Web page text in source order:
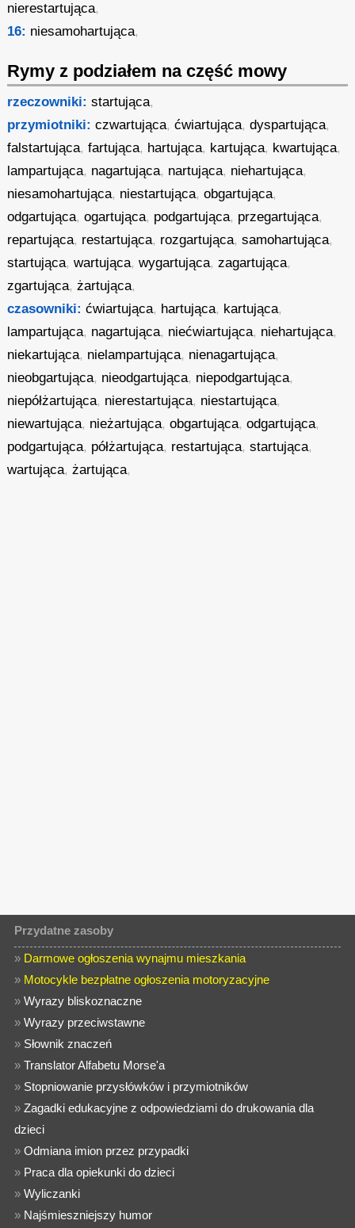
nierestartująca,
16: niesamohartująca,
Rymy z podziałem na część mowy
rzeczowniki: startująca,
przymiotniki: czwartująca,ćwiartująca,dyspartująca,
falstartująca,fartująca, hartująca, kartująca, kwartująca,
lampartująca, nagartująca, nartująca, niehartująca,
niesamohartująca, niestartująca,obgartująca,
odgartująca,ogartująca, podgartująca, przegartująca,
repartująca, restartująca, rozgartująca,samohartująca,
startująca,wartująca,wygartująca,zagartująca,
zgartująca,żartująca,
czasowniki: ćwiartująca, hartująca, kartująca,
lampartująca, nagartująca, niećwiartująca, niehartująca,
niekartująca, nielampartująca, nienagartująca,
nieobgartująca, nieodgartująca, niepodgartująca,
niepółżartująca, nierestartująca, niestartująca,
niewartująca, nieżartująca,obgartująca,odgartująca,
podgartująca, półżartująca, restartująca,startująca,
wartująca,żartująca,
Przydatne zasoby
» Darmowe ogłoszenia wynajmu mieszkania
» Motocykle bezpłatne ogłoszenia motoryzacyjne
»Wyrazy bliskoznaczne
»Wyrazy przeciwstawne
» Słownik znaczeń
»Translator Alfabetu Morse'a
» Stopniowanie przysłówków i przymiotników
»Zagadki edukacyjne z odpowiedziami do drukowania dla
dzieci
»Odmiana imion przez przypadki
» Praca dla opiekunki do dzieci
»Wyliczanki
» Najśmieszniejszy humor